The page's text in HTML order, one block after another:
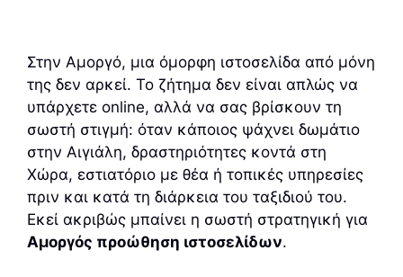
Στην Αμοργό, μια όμορφη ιστοσελίδα από μόνη
της δεν αρκεί. Το ζήτημα δεν είναι απλώς να
υπάρχετε online, αλλά να σας βρίσκουν τη
σωστή στιγμή: όταν κάποιος ψάχνει δωμάτιο
στην Αιγιάλη, δραστηριότητες κοντά στη
Χώρα, εστιατόριο με θέα ή τοπικές υπηρεσίες
πριν και κατά τη διάρκεια του ταξιδιού του.
Εκεί ακριβώς μπαίνει η σωστή στρατηγική για
Αμοργός προώθηση ιστοσελίδων.